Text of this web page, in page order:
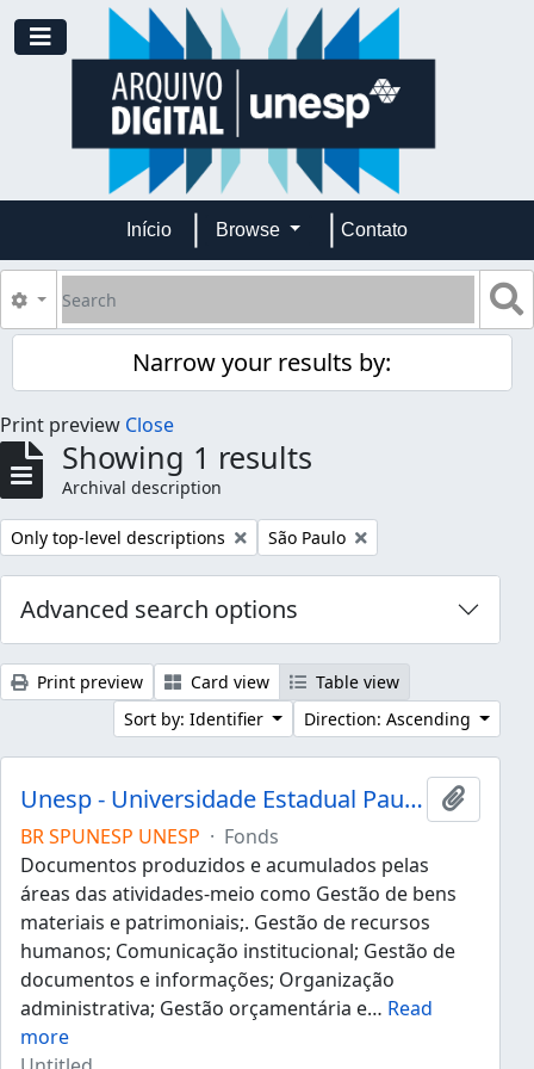
Skip to main content
Toggle navigation
Início Browse Contato
Search
Search options
Narrow your results by:
Print preview Close
Showing 1 results
Archival description
Remove filter:
Only top-level descriptions Remove filter:
São Paulo
Advanced search options
Print preview Card view
Table view
Sort by: Identifier
Direction: Ascending
Unesp - Universidade Estadual Paulista "Júlio de Mesquita Filho"
Add to
BR SPUNESP UNESP · Fonds
Documentos produzidos e acumulados pelas
áreas das atividades-meio como Gestão de bens
materiais e patrimoniais;. Gestão de recursos
humanos; Comunicação institucional; Gestão de
documentos e informações; Organização
administrativa; Gestão orçamentária e… Read
more